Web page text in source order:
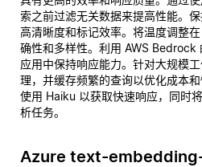
索之前过滤无关数据来提高性能。
高清晰度和标记效率。将温度调整
确性和多样性。利用 AWS Bedrock
应用中保持响应能力。针对大规模
理，并缓存频繁的查询以优化成本和
使用 Haiku 以获取快速响应，同时
析任务。
Azure text-